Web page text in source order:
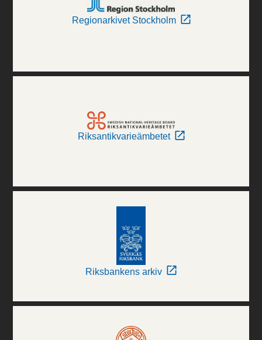
Regionarkivet Stockholm
Riksantikvarieämbetet
Riksbankens arkiv